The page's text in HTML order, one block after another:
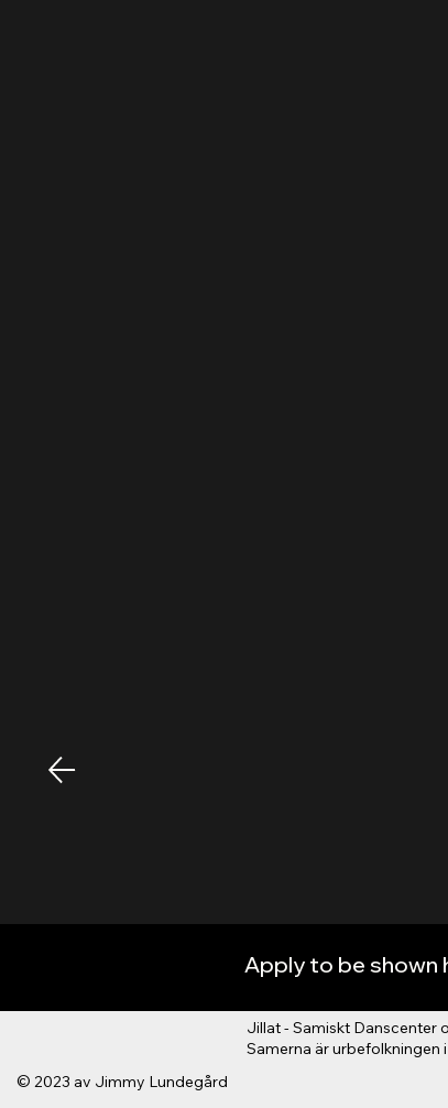
Apply to be shown
Jillat - Samiskt Danscenter
Samerna är urbefolkningen
© 2023 av Jimmy Lundegård